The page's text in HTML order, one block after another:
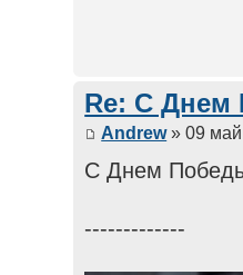
Re: С
Andrew» 09 май
С Днем
-------------